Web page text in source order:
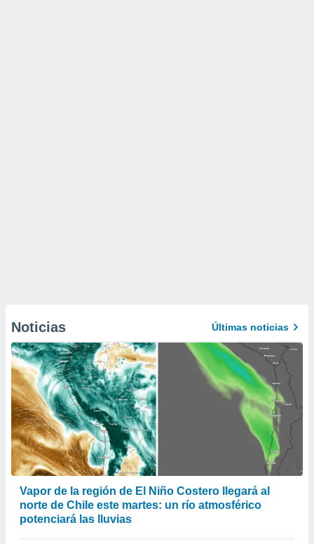
Noticias Últimas noticias
Vapor de la región de El Niño Costero llegará al
norte de Chile este martes: un río atmosférico
potenciará las lluvias